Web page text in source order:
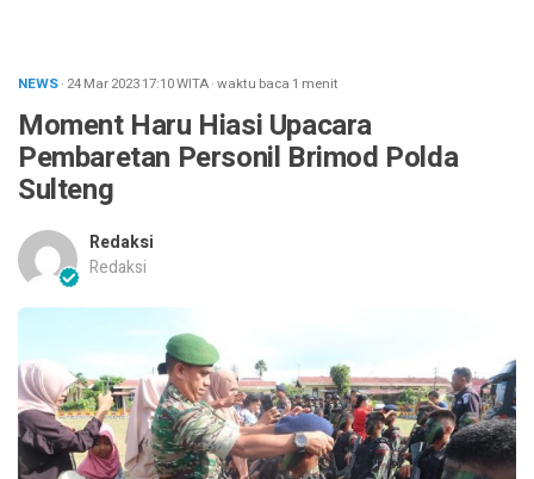
NEWS· 24 Mar 202317:10WITA·waktu baca 1 menit
Moment Haru Hiasi Upacara
Pembaretan Personil Brimod Polda
Sulteng
Redaksi
Redaksi